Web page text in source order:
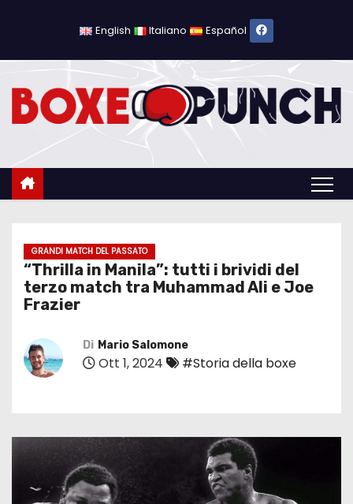
c
English Italiano Español
GRANDI MATCH DEL PASSATO
“Thrilla in Manila”: tutti i brividi del
terzo match tra Muhammad Ali e Joe
Frazier
Di Mario Salomone
Ott 1, 2024 #Storia della boxe